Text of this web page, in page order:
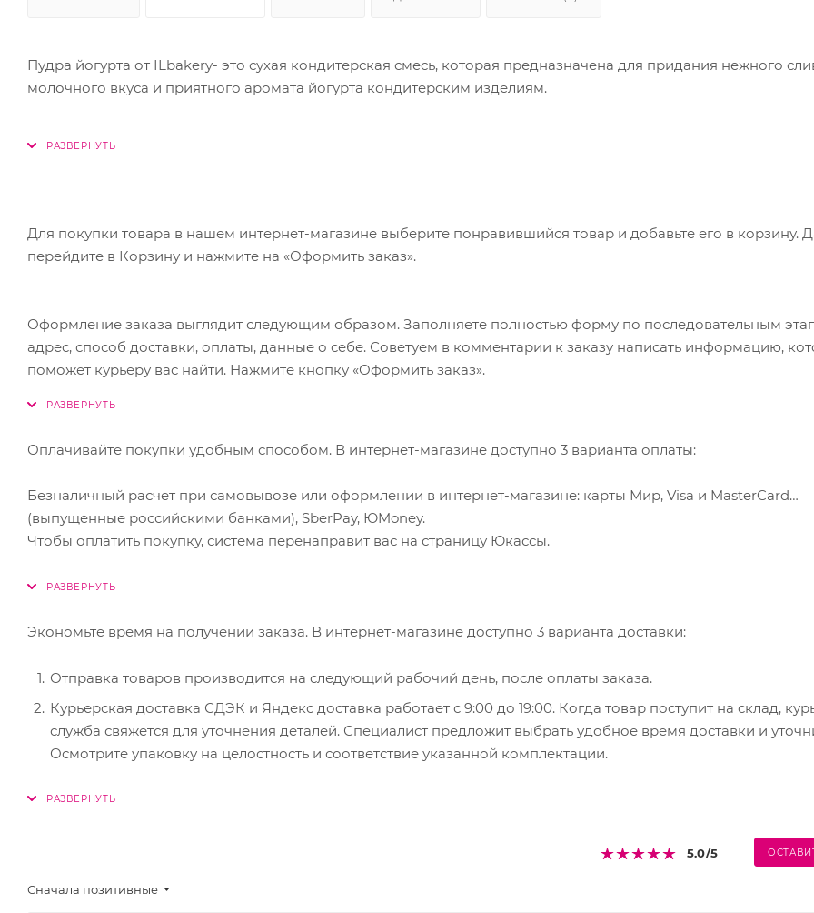
Пудра йогурта от ILbakery- это сухая кондитерская смесь, которая предназначена для придания нежного
молочного вкуса и приятного аромата йогурта кондитерским изделиям.
Пудра йогурта, декстроза, глюкозный сироп, регулятор кислотности лимонная кислота Е330, молочный белок.
Преимущества
Пудру йогурта можно использовать как в холодной среде, так и в горячей.
Не боится длительного нагрева, например, используя ее в выпечке бисквитов, кексов и печенья.
Обогащает готовый продукт легкоусвояемыми молочными белками и лактобактериями.
5.0/5
Сначала позитивные
Для покупки товара в нашем интернет-магазине выберите понравившийся товар и добавьте его в корзину.
перейдите в Корзину и нажмите на «Оформить заказ».
Оформление заказа выглядит следующим образом. Заполняете полностью форму по последовательным
адрес, способ доставки, оплаты, данные о себе. Советуем в комментарии к заказу написать информацию,
поможет курьеру вас найти. Нажмите кнопку «Оформить заказ».
Оплачивайте покупки удобным способом. В интернет-магазине доступно 3 варианта оплаты:
Безналичный расчет при самовывозе или оформлении в интернет-магазине: карты Мир, Visa и MasterCard
(выпущенные российскими банками), SberPay, ЮMoney.
Чтобы оплатить покупку, система перенаправит вас на страницу Юкассы.
Экономьте время на получении заказа. В интернет-магазине доступно 3 варианта доставки:
Отправка товаров производится на следующий рабочий день, после оплаты заказа.
Курьерская доставка СДЭК и Яндекс доставка работает с 9:00 до 19:00. Когда товар поступит на склад,
служба свяжется для уточнения деталей. Специалист предложит выбрать удобное время доставки и
Осмотрите упаковку на целостность и соответствие указанной комплектации.
дня.